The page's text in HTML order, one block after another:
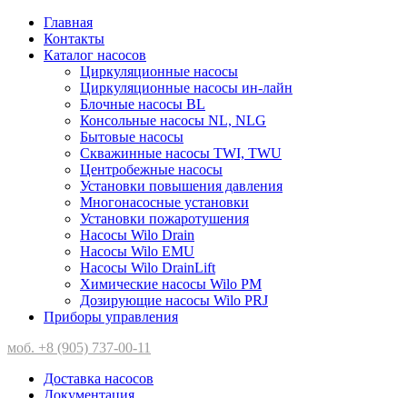
Главная
Контакты
Каталог насосов
Циркуляционные насосы
Циркуляционные насосы ин-лайн
Блочные насосы BL
Консольные насосы NL, NLG
Бытовые насосы
Скважинные насосы TWI, TWU
Центробежные насосы
Установки повышения давления
Многонасосные установки
Установки пожаротушения
Насосы Wilo Drain
Насосы Wilo EMU
Насосы Wilo DrainLift
Химические насосы Wilo PM
Дозирующие насосы Wilo PRJ
Приборы управления
моб. +8 (905) 737-00-11
Доставка насосов
Документация